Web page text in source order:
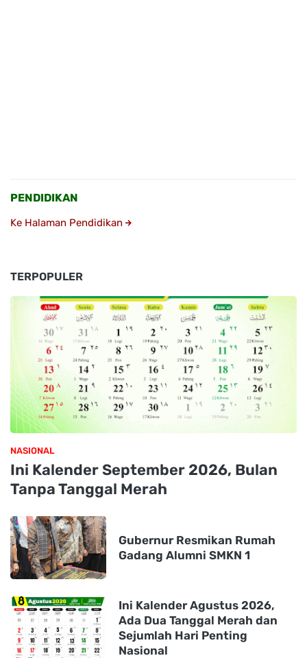
PENDIDIKAN
Ke Halaman Pendidikan
TERPOPULER
NASIONAL
Ini Kalender September 2026, Bulan
Tanpa Tanggal Merah
Gubernur Resmikan Rumah
Gadang Alumni SMKN 1
Ini Kalender Agustus 2026,
Ada Dua Tanggal Merah dan
Sejumlah Hari Penting
Nasional